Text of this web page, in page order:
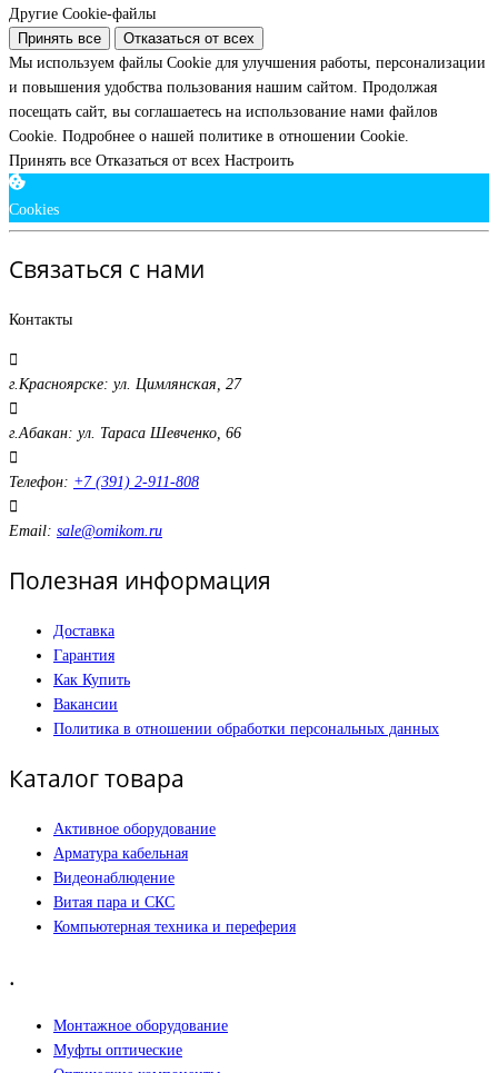
Другие Cookie-файлы
Принять все
Отказаться от всех
Мы используем файлы Cookie для улучшения работы, персонализации
и повышения удобства пользования нашим сайтом. Продолжая
посещать сайт, вы соглашаетесь на использование нами файлов
Cookie. Подробнее о нашей политике в отношении Cookie.
Принять все Отказаться от всех Настроить
Cookies
Связаться с нами
Контакты
г.Красноярске: ул. Цимлянская, 27
г.Абакан: ул. Тараса Шевченко, 66
Телефон: +7 (391) 2-911-808
Email: sale@omikom.ru
Полезная информация
Доставка
Гарантия
Как Купить
Вакансии
Политика в отношении обработки персональных данных
Каталог товара
Активное оборудование
Арматура кабельная
Видеонаблюдение
Витая пара и СКС
Компьютерная техника и переферия
.
Монтажное оборудование
Муфты оптические